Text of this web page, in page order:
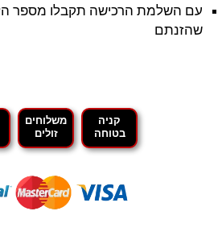
עם השלמת הרכישה תקבלו מספר
שהזנתם
קניה
בטוחה
משלוחים
זולים